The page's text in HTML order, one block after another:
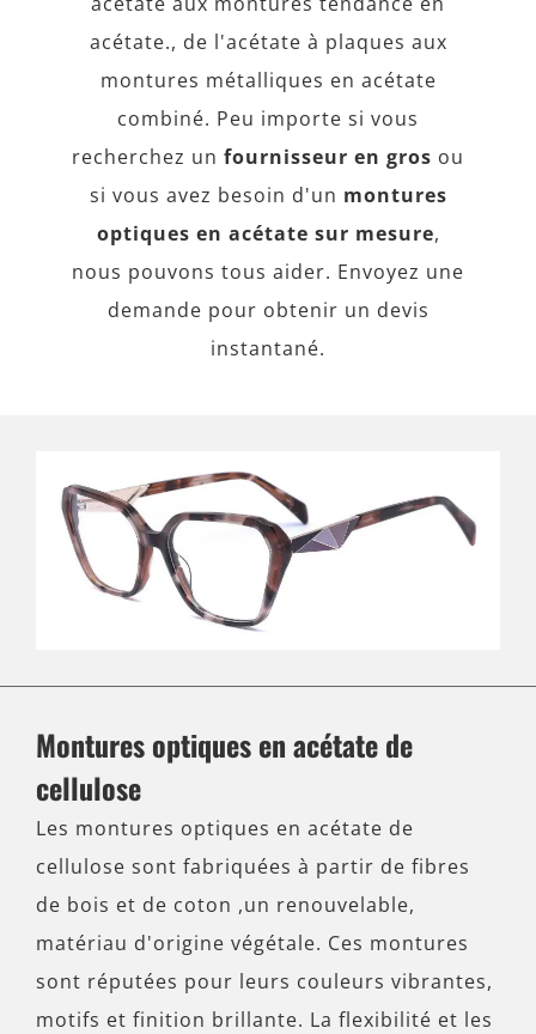
acétate., de l'acétate à plaques aux
montures métalliques en acétate
combiné. Peu importe si vous
recherchez un fournisseur en gros ou
si vous avez besoin d'un montures
optiques en acétate sur mesure,
nous pouvons tous aider. Envoyez une
demande pour obtenir un devis
instantané.
Montures optiques en acétate de
cellulose
Les montures optiques en acétate de
cellulose sont fabriquées à partir de fibres
de bois et de coton ,un renouvelable,
matériau d'origine végétale. Ces montures
sont réputées pour leurs couleurs vibrantes,
motifs et finition brillante. La flexibilité et les